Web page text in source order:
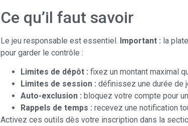
Ce qu’il faut savoir
Le jeu responsable est essentiel. Important : la
pour garder le contrôle :
Limites de dépôt : fixez un montant maximal
Limites de session : définissez une durée de
Auto-exclusion : bloquez votre compte pour
Rappels de temps : recevez une notification
Activez ces outils dès votre inscription dans la